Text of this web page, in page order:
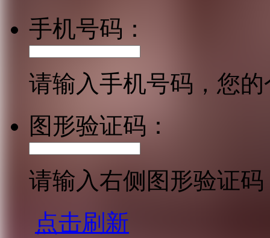
手机号码：
请输入手机号码，您
图形验证码：
请输入右侧图形验证码
点击刷新